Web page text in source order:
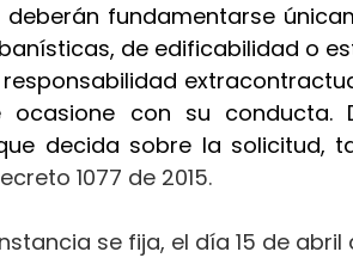
fundamentarse
de edificabilidad o
con su conducta.
decida sobre la solicitud,
1077 de 2015.
se fija, el día 15 de abril